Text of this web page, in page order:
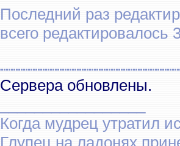
Последний раз
всего редактировалось
Сервера обновлены.
Когда мудрец утратил
Глупец на ладонях